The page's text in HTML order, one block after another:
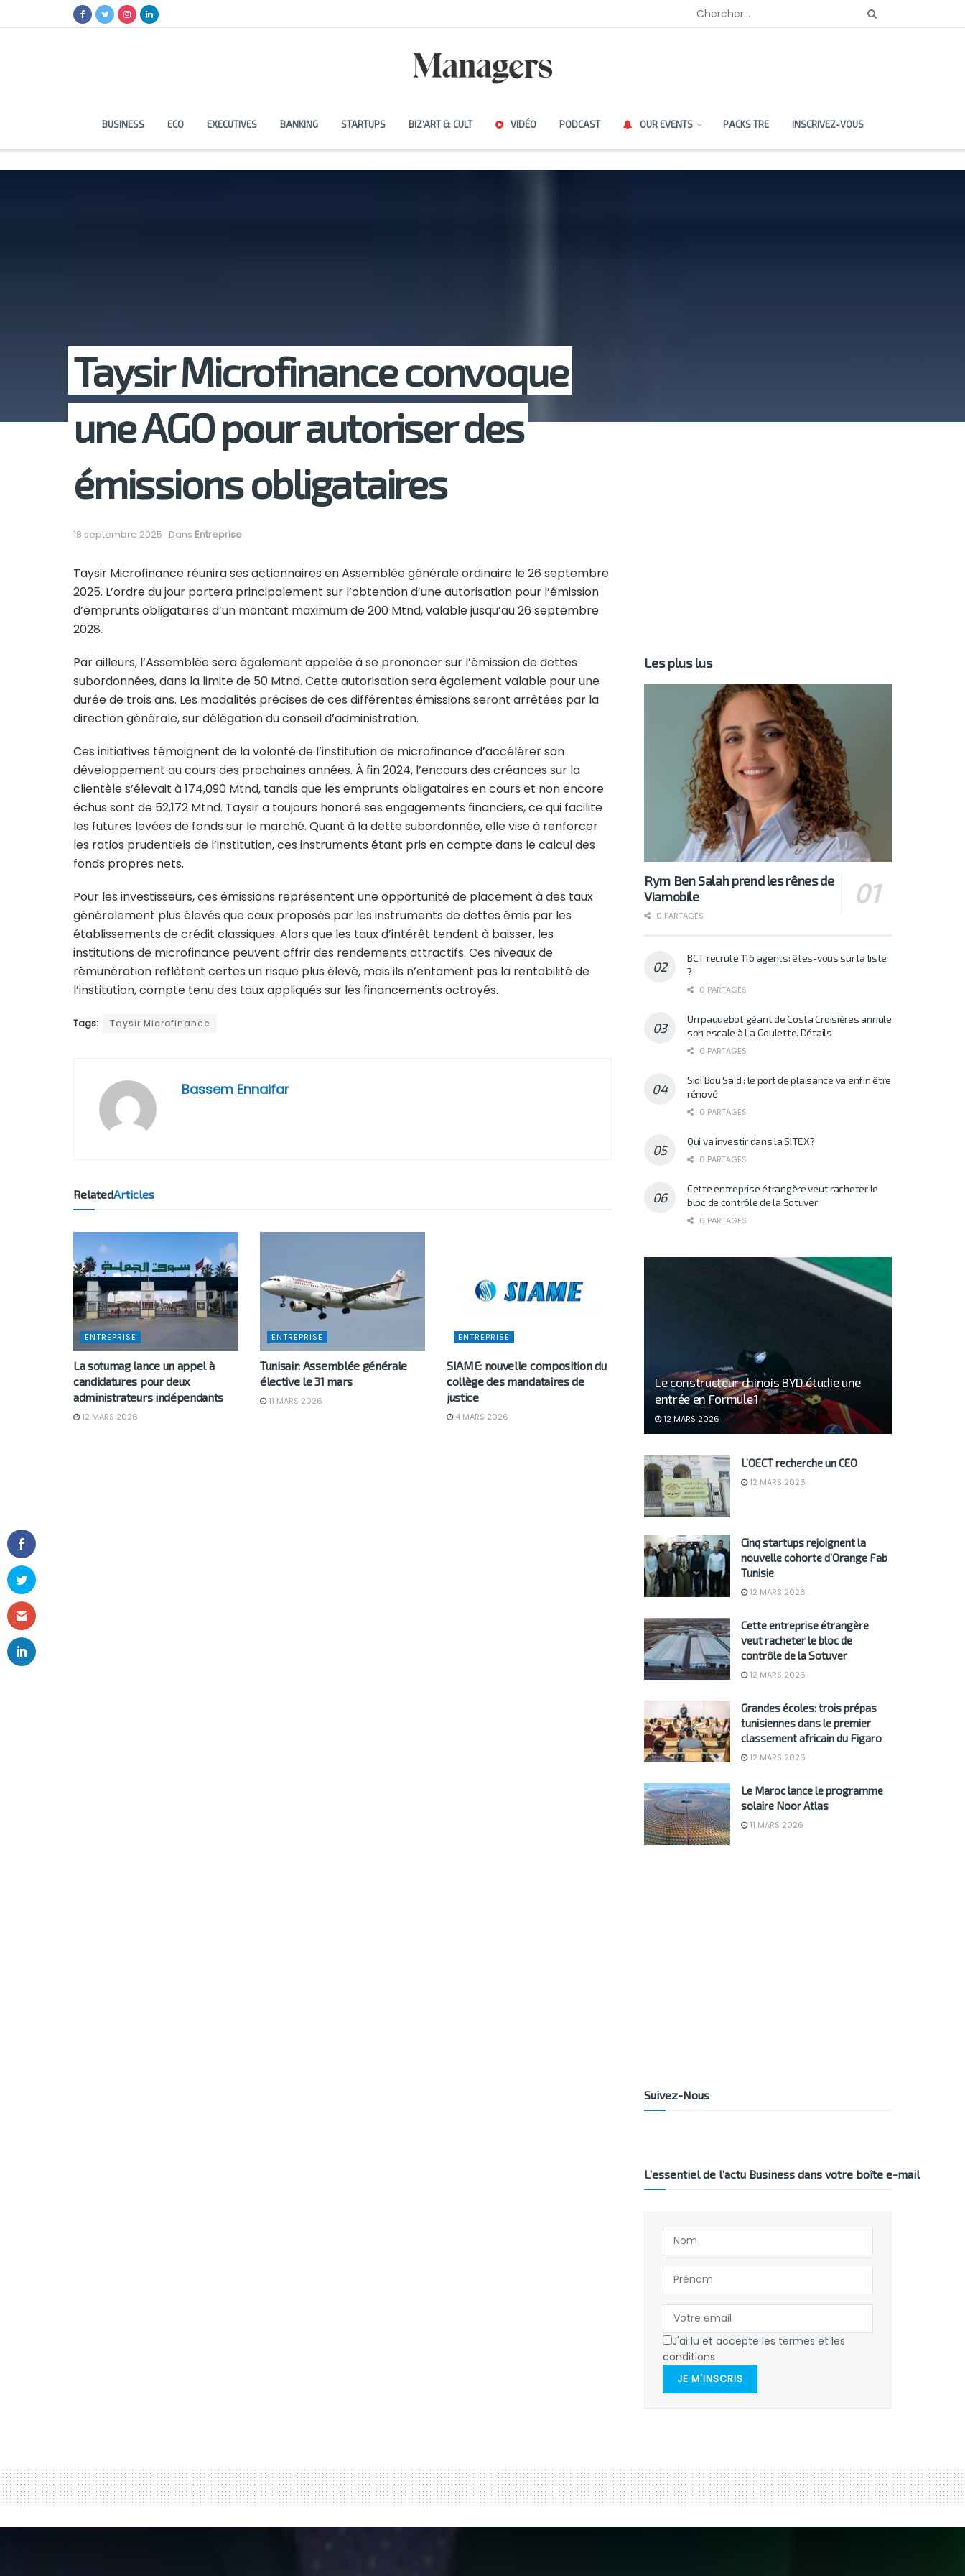
BUSINESS ECO EXECUTIVES BANKING STARTUPS BIZ’ART & CULT VIDÉO PODCAST OUR EVENTS PACKS TRE INSCRIVEZ-VOUS
Taysir Microfinance convoque
une AGO pour autoriser des
émissions obligataires
18 septembre 2025 Dans Entreprise
Taysir Microfinance réunira ses actionnaires en Assemblée générale ordinaire le 26 septembre
2025. L’ordre du jour portera principalement sur l’obtention d’une autorisation pour l’émission
d’emprunts obligataires d’un montant maximum de 200 Mtnd, valable jusqu’au 26 septembre
2028.
Par ailleurs, l’Assemblée sera également appelée à se prononcer sur l’émission de dettes
subordonnées, dans la limite de 50 Mtnd. Cette autorisation sera également valable pour une
durée de trois ans. Les modalités précises de ces différentes émissions seront arrêtées par la
direction générale, sur délégation du conseil d’administration.
Ces initiatives témoignent de la volonté de l’institution de microfinance d’accélérer son
développement au cours des prochaines années. À fin 2024, l’encours des créances sur la
clientèle s’élevait à 174,090 Mtnd, tandis que les emprunts obligataires en cours et non encore
échus sont de 52,172 Mtnd. Taysir a toujours honoré ses engagements financiers, ce qui facilite
les futures levées de fonds sur le marché. Quant à la dette subordonnée, elle vise à renforcer
les ratios prudentiels de l’institution, ces instruments étant pris en compte dans le calcul des
fonds propres nets.
Pour les investisseurs, ces émissions représentent une opportunité de placement à des taux
généralement plus élevés que ceux proposés par les instruments de dettes émis par les
établissements de crédit classiques. Alors que les taux d’intérêt tendent à baisser, les
institutions de microfinance peuvent offrir des rendements attractifs. Ces niveaux de
rémunération reflètent certes un risque plus élevé, mais ils n’entament pas la rentabilité de
l’institution, compte tenu des taux appliqués sur les financements octroyés.
Tags: Taysir Microfinance
Bassem Ennaifar
RelatedArticles
ENTREPRISE
La sotumag lance un appel à
candidatures pour deux
administrateurs indépendants
12 MARS 2026
ENTREPRISE
Tunisair: Assemblée générale
élective le 31 mars
11 MARS 2026
ENTREPRISE
SIAME: nouvelle composition du
collège des mandataires de
justice
4 MARS 2026
Les plus lus
Rym Ben Salah prend les rênes de
Viamobile
0 PARTAGES
BCT recrute 116 agents: êtes-vous sur la liste
?
0 PARTAGES
Un paquebot géant de Costa Croisières annule
son escale à La Goulette. Détails
0 PARTAGES
Sidi Bou Saïd : le port de plaisance va enfin être
rénové
0 PARTAGES
Qui va investir dans la SITEX?
0 PARTAGES
Cette entreprise étrangère veut racheter le
bloc de contrôle de la Sotuver
0 PARTAGES
Le constructeur chinois BYD étudie une
entrée en Formule 1
12 MARS 2026
L’OECT recherche un CEO
12 MARS 2026
Cinq startups rejoignent la
nouvelle cohorte d’Orange Fab
Tunisie
12 MARS 2026
Cette entreprise étrangère
veut racheter le bloc de
contrôle de la Sotuver
12 MARS 2026
Grandes écoles: trois prépas
tunisiennes dans le premier
classement africain du Figaro
12 MARS 2026
Le Maroc lance le programme
solaire Noor Atlas
11 MARS 2026
Suivez-Nous
L’essentiel de l’actu Business dans votre boîte e-mail
J'ai lu et accepte les termes et les
conditions
JE M'INSCRIS